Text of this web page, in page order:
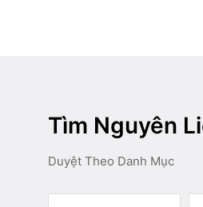
Tìm Nguyên
Duyệt Theo Danh Mục